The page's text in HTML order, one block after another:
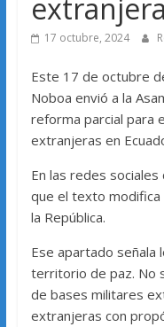
17 octubre, 2024
Este 17 de octubre
Noboa envió a la
reforma parcial para
extranjeras en
En las redes
que el texto modifica
la República.
Ese apartado señala
territorio de paz. No
de bases militares
extranjeras con